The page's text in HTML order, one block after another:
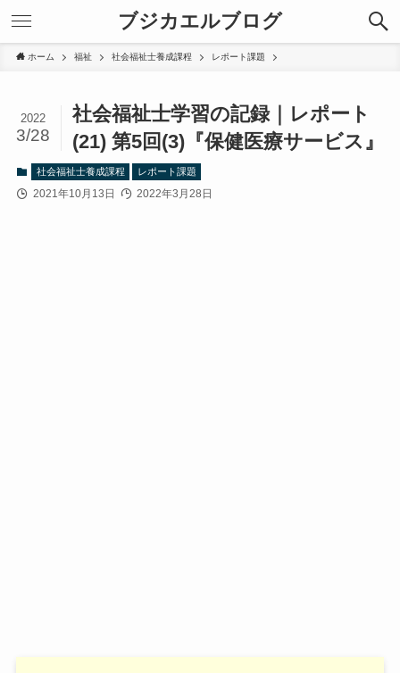
ブジカエルブログ
ホーム 福祉 社会福祉士養成課程 レポート課題
社会福祉士学習の記録｜レポート
(21) 第5回(3)『保健医療サービス』
2022
3/28
社会福祉士養成課程 レポート課題
2021年10月13日 2022年3月28日